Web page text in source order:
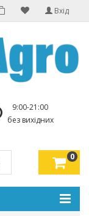
Вхід
9:00-21:00
без вихідних
0